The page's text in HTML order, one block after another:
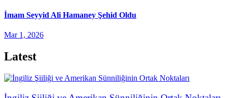
İmam Seyyid Ali Hamaney Şehid Oldu
Mar 1, 2026
Latest